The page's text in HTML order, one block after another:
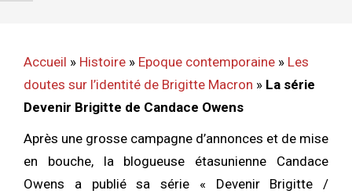
Accueil » Histoire » Epoque contemporaine » Les
doutes sur l’identité de Brigitte Macron » La série
Devenir Brigitte de Candace Owens
Après une grosse campagne d’annonces et de mise
en bouche, la blogueuse étasunienne Candace
Owens a publié sa série « Devenir Brigitte /